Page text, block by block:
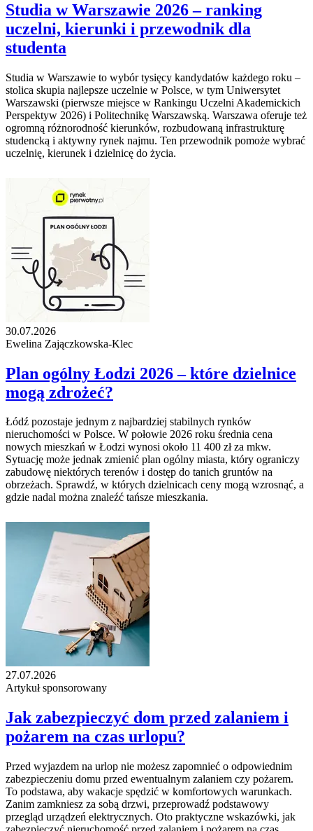
Studia w Warszawie 2026 – ranking
uczelni, kierunki i przewodnik dla
studenta
Studia w Warszawie to wybór tysięcy kandydatów każdego roku –
stolica skupia najlepsze uczelnie w Polsce, w tym Uniwersytet
Warszawski (pierwsze miejsce w Rankingu Uczelni Akademickich
Perspektyw 2026) i Politechnikę Warszawską. Warszawa oferuje też
ogromną różnorodność kierunków, rozbudowaną infrastrukturę
studencką i aktywny rynek najmu. Ten przewodnik pomoże wybrać
uczelnię, kierunek i dzielnicę do życia.
30.07.2026
Ewelina Zajączkowska-Klec
Plan ogólny Łodzi 2026 – które dzielnice
mogą zdrożeć?
Łódź pozostaje jednym z najbardziej stabilnych rynków
nieruchomości w Polsce. W połowie 2026 roku średnia cena
nowych mieszkań w Łodzi wynosi około 11 400 zł za mkw.
Sytuację może jednak zmienić plan ogólny miasta, który ograniczy
zabudowę niektórych terenów i dostęp do tanich gruntów na
obrzeżach. Sprawdź, w których dzielnicach ceny mogą wzrosnąć, a
gdzie nadal można znaleźć tańsze mieszkania.
27.07.2026
Artykuł sponsorowany
Jak zabezpieczyć dom przed zalaniem i
pożarem na czas urlopu?
Przed wyjazdem na urlop nie możesz zapomnieć o odpowiednim
zabezpieczeniu domu przed ewentualnym zalaniem czy pożarem.
To podstawa, aby wakacje spędzić w komfortowych warunkach.
Zanim zamkniesz za sobą drzwi, przeprowadź podstawowy
przegląd urządzeń elektrycznych. Oto praktyczne wskazówki, jak